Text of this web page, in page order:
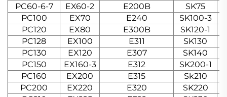
PC60-6-7
EX60-2 E200B SK75
PC100
EX70 E240 SK100-3
PC120
EX80 E300B SK120-1
PC128
EX100 E311 SK130
PC130
EX120 E307 SK140
PC150
EX160-3 E312 SK200-1
PC160
EX200 E315 Sk210
PC200
EX220 E320 SK220